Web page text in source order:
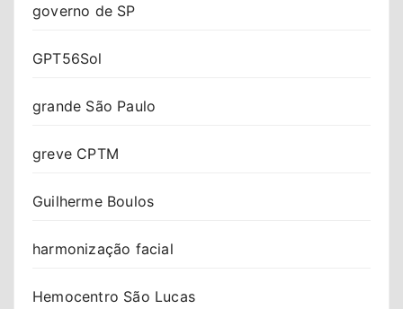
governo de SP
GPT56Sol
grande São Paulo
greve CPTM
Guilherme Boulos
harmonização facial
Hemocentro São Lucas